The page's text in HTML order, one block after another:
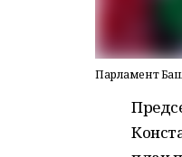
Парламент